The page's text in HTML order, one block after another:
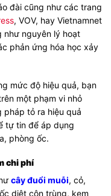
đài cũng như các trang
, VOV, hay Vietnamnet
như nguyên lý hoạt
phản ứng hóa học xảy
mức độ hiệu quả, bạn
một phạm vi nhỏ
tỏ ra hiệu quả
tự tin để áp dụng
phòng ốc.
chi phí
cây đuổi muỗi, cỏ,
diệt côn trùng, kem